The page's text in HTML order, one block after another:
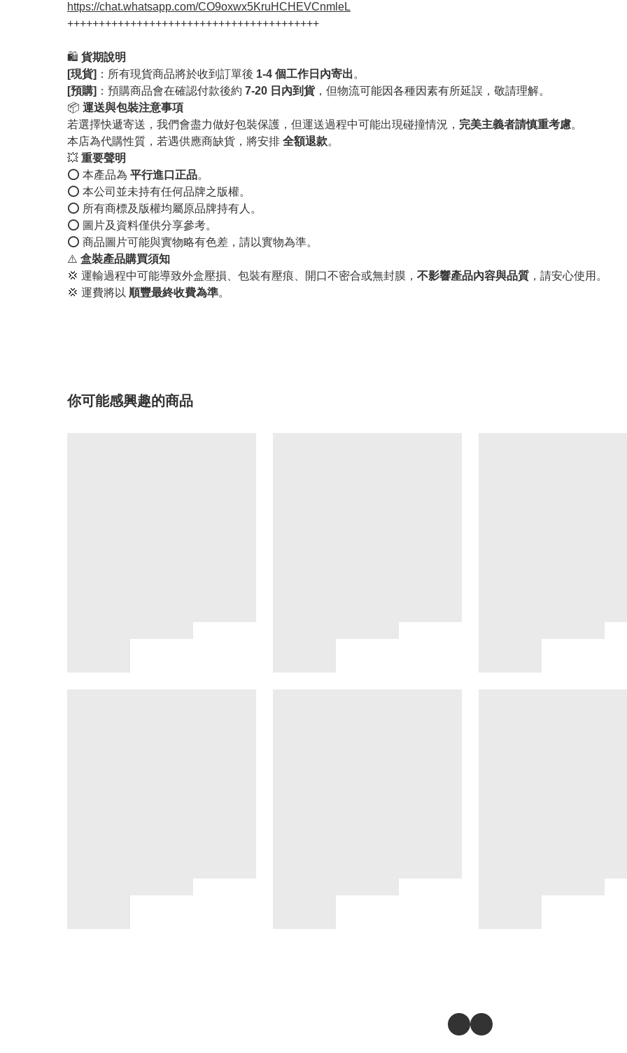
https://chat.whatsapp.com/CO9oxwx5KruHCHEVCnmleL
++++++++++++++++++++++++++++++++++++++++
🛍️ 貨期說明
[現貨] ：所有現貨商品將於收到訂單後 1-4 個工作日內寄出。
[預購] ：預購商品會在確認付款後約 7-20 日內到貨，但物流可能因各種因素有所延誤，敬請理解。
📦 運送與包裝注意事項
若選擇快遞寄送，我們會盡力做好包裝保護，但運送過程中可能出現碰撞情況， 完美主義者請慎重考慮。
本店為代購性質，若遇供應商缺貨，將安排 全額退款。
💥 重要聲明
⭕️ 本產品為 平行進口正品。
⭕️ 本公司並未持有任何品牌之版權。
⭕️ 所有商標及版權均屬原品牌持有人。
⭕️ 圖片及資料僅供分享參考。
⭕️ 商品圖片可能與實物略有色差，請以實物為準。
⚠️ 盒裝產品購買須知
💢 運輸過程中可能導致外盒壓損、包裝有壓痕、開口不密合或無封膜， 不影響產品內容與品質 ，請安心使用。
💢 運費將以 順豐最終收費為準。
你可能感興趣的商品